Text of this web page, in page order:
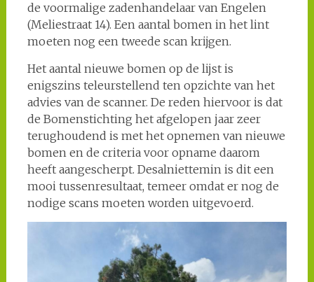
de voormalige zadenhandelaar van Engelen
(Meliestraat 14). Een aantal bomen in het lint
moeten nog een tweede scan krijgen.
Het aantal nieuwe bomen op de lijst is
enigszins teleurstellend ten opzichte van het
advies van de scanner. De reden hiervoor is dat
de Bomenstichting het afgelopen jaar zeer
terughoudend is met het opnemen van nieuwe
bomen en de criteria voor opname daarom
heeft aangescherpt. Desalniettemin is dit een
mooi tussenresultaat, temeer omdat er nog de
nodige scans moeten worden uitgevoerd.